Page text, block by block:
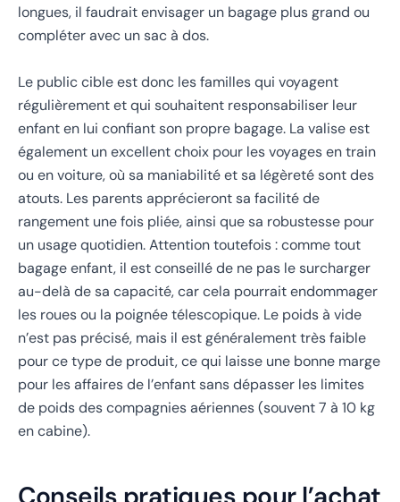
longues, il faudrait envisager un bagage plus grand ou
compléter avec un sac à dos.
Le public cible est donc les familles qui voyagent
régulièrement et qui souhaitent responsabiliser leur
enfant en lui confiant son propre bagage. La valise est
également un excellent choix pour les voyages en train
ou en voiture, où sa maniabilité et sa légèreté sont des
atouts. Les parents apprécieront sa facilité de
rangement une fois pliée, ainsi que sa robustesse pour
un usage quotidien. Attention toutefois : comme tout
bagage enfant, il est conseillé de ne pas le surcharger
au-delà de sa capacité, car cela pourrait endommager
les roues ou la poignée télescopique. Le poids à vide
n’est pas précisé, mais il est généralement très faible
pour ce type de produit, ce qui laisse une bonne marge
pour les affaires de l’enfant sans dépasser les limites
de poids des compagnies aériennes (souvent 7 à 10 kg
en cabine).